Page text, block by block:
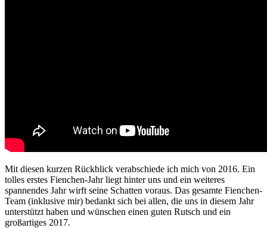
Mit diesen kurzen Rückblick verabschiede ich mich von 2016. Ein
tolles erstes Fienchen-Jahr liegt hinter uns und ein weiteres
spannendes Jahr wirft seine Schatten voraus. Das gesamte Fienchen-
Team (inklusive mir) bedankt sich bei allen, die uns in diesem Jahr
unterstützt haben und wünschen einen guten Rutsch und ein
großartiges 2017.